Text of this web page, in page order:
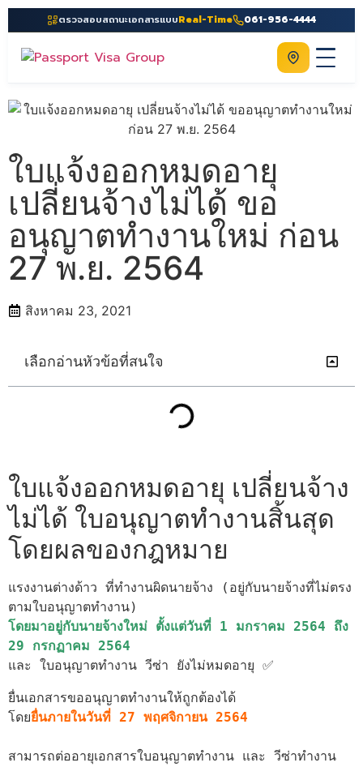
ตรวจสอบสถานะเอกสารแบบReal-Time 061-956-4444
Home
บริการ
คู่มือ
ความรู้
ประเทศ
ติดต่อเรา
ติดต่อเรา
ใบแจ้งออกหมดอายุ
เปลี่ยนจ้างไม่ได้ ขอ
อนุญาตทำงานใหม่ ก่อน
27 พ.ย. 2564
สิงหาคม 23, 2021
เลือกอ่านหัวข้อที่สนใจ
ใบแจ้งออกหมดอายุ เปลี่ยนจ้าง
ไม่ได้ ใบอนุญาตทำงานสิ้นสุด
โดยผลของกฎหมาย
แรงงานต่างด้าว ที่ทำงานผิดนายจ้าง (อยู่กับนายจ้างที่ไม่ตรง
โดยมาอยู่กับนายจ้างใหม่ ตั้งแต่วันที่ 1 มกราคม 2564 ถึง
29 กรกฏาคม 2564
ยื่นเอกสารขออนุญาตทำงานให้ถูกต้องได้
โดยยื่นภายในวันที่ 27 พฤศจิกายน 2564
สามารถต่ออายุเอกสารใบอนุญาตทำงาน และ วีซ่าทำงาน